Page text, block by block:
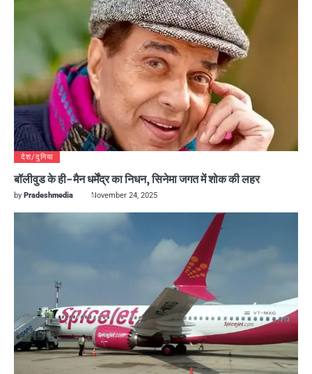
देश/दुनिया
बॉलीवुड के ही-मैन धर्मेंद्र का निधन, सिनेमा जगत में शोक की लहर
by Pradeshmedia November 24, 2025